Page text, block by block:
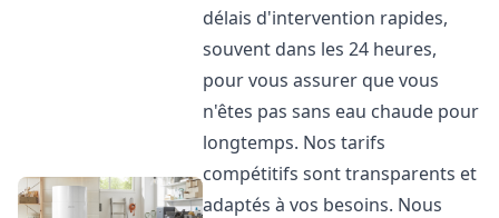
délais d'intervention rapides,
souvent dans les 24 heures,
pour vous assurer que vous
n'êtes pas sans eau chaude pour
longtemps. Nos tarifs
compétitifs sont transparents et
adaptés à vos besoins. Nous